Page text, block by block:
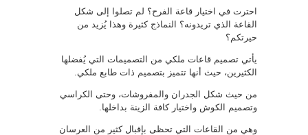
احترت في اختيار قاعة الفرح؟ لم تصلوا إلى شكل
القاعة الذي تريدونه؟ النماذج كثيرة وهذا يُزيد من
حيرتكم؟
يأتي تصميم قاعات ملكي من التصميمات التي يُفضلها
الكثيرين، حيث أنها تتميز بتصميم ذات طابع ملكي.
من حيث شكل الجدران والمفروشات، وحتى الكراسي
وتصميم الكوش واختيار كافة الزينة بداخلها.
وهي من القاعات التي تحظى بإقبال كثير من العرسان